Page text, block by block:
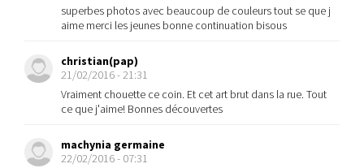
superbes photos avec beaucoup de couleurs tout se que j
aime merci les jeunes bonne continuation bisous
christian(pap)
21/02/2016 - 21:31
Vraiment chouette ce coin. Et cet art brut dans la rue. Tout
ce que j'aime! Bonnes découvertes
machynia germaine
22/02/2016 - 07:31